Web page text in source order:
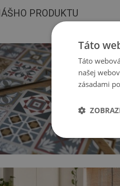
PRODUKTU
Táto
Táto
našej
zásadami